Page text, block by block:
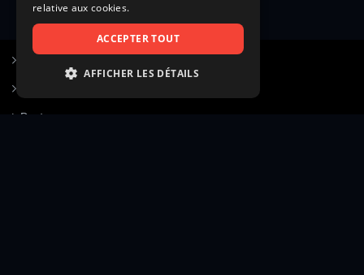
Poster une annonce
relative aux cookies.
ACCEPTER TOUT
AFFICHER LES DÉTAILS